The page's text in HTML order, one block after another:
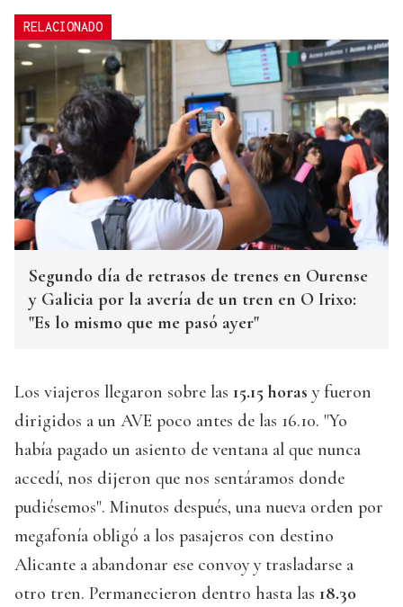
RELACIONADO
Segundo día de retrasos de trenes en Ourense
y Galicia por la avería de un tren en O Irixo:
"Es lo mismo que me pasó ayer"
Los viajeros llegaron sobre las 15.15 horas y fueron
dirigidos a un AVE poco antes de las 16.10. "Yo
había pagado un asiento de ventana al que nunca
accedí, nos dijeron que nos sentáramos donde
pudiésemos". Minutos después, una nueva orden por
megafonía obligó a los pasajeros con destino
Alicante a abandonar ese convoy y trasladarse a
otro tren. Permanecieron dentro hasta las 18.30